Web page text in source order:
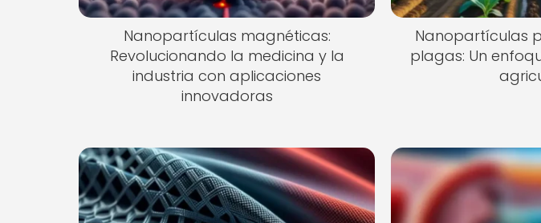
Nanopartículas magnéticas:
Revolucionando la medicina y la
industria con aplicaciones
innovadoras
Nanopartículas
plagas: Un